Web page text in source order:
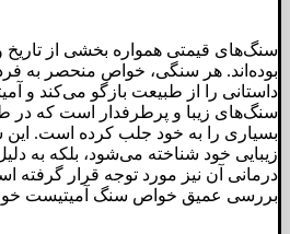
سنگ‌های قیمتی همواره بخشی از تاریخ
بوده‌اند. هر سنگی، خواص منحصر به
داستانی را از طبیعت بازگو می‌کند و
سنگ‌های زیبا و پرطرفدار است که در
بسیاری را به خود جلب کرده است. این
زیبایی خود شناخته می‌شود، بلکه به
درمانی آن نیز مورد توجه قرار گرفته
بررسی عمیق خواص سنگ آمیتیست